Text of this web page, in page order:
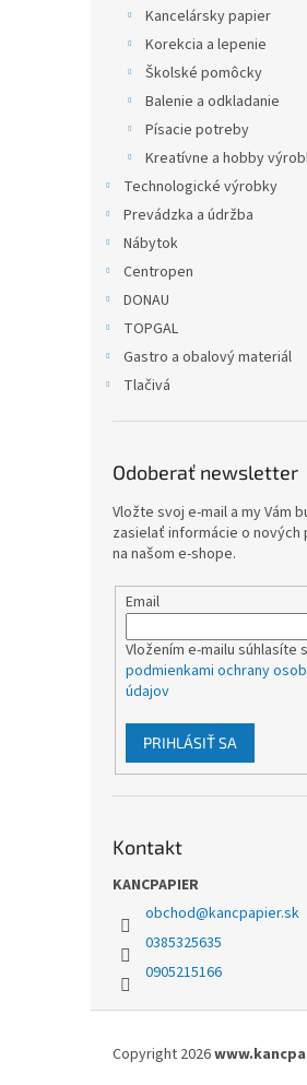
Kancelársky papier
Korekcia a lepenie
Školské pomôcky
Balenie a odkladanie
Písacie potreby
Kreatívne a hobby
Technologické výrobky
Prevádzka a údržba
Nábytok
Centropen
DONAU
TOPGAL
Gastro a obalový materiál
Tlačivá
Odoberať newsletter
Vložte svoj e-mail a my Vám
zasielať informácie o nových
na našom e-shope.
Email
Vložením e-mailu súhlasíte s
podmienkami ochrany
údajov
PRIHLÁSIŤ SA
Kontakt
KANCPAPIER
obchod@kancpapier.sk
0385325635
0905215166
Copyright 2026